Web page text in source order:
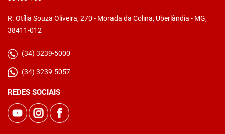
R. Otília Souza Oliveira, 270 - Morada da Colina, Uberlândia - MG,
38411-012
(34) 3239-5000
(34) 3239-5057
REDES SOCIAIS